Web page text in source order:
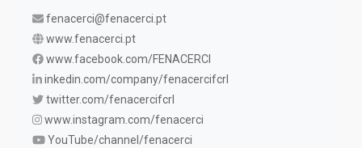
fenacerci@fenacerci.pt
www.fenacerci.pt
www.facebook.com/FENACERCI
inkedin.com/company/fenacercifcrl
twitter.com/fenacercifcrl
www.instagram.com/fenacerci
YouTube/channel/fenacerci